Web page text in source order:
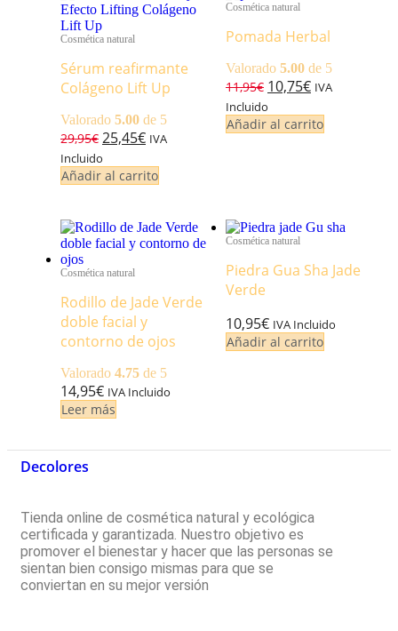
Cosmética natural
Sérum reafirmante
Colágeno Lift Up
Valorado 5.00 de 5
29,95€ 25,45€ IVA
Incluido
Añadir al carrito
Cosmética natural
Pomada Herbal
Valorado 5.00 de 5
11,95€ 10,75€ IVA
Incluido
Añadir al carrito
Cosmética natural
Rodillo de Jade Verde
doble facial y
contorno de ojos
Valorado 4.75 de 5
14,95€ IVA Incluido
Leer más
Cosmética natural
Piedra Gua Sha Jade
Verde
10,95€ IVA Incluido
Añadir al carrito
Decolores
Tienda online de cosmética natural y ecológica
certificada y garantizada. Nuestro objetivo es
promover el bienestar y hacer que las personas se
sientan bien consigo mismas para que se
conviertan en su mejor versión